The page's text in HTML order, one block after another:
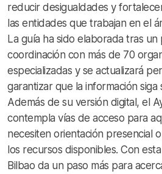
reducir desigualdades y
las entidades que trabajan en el
La guía ha sido elaborada tras
coordinación con más de 70
especializadas y se actualizará
garantizar que la información siga
Además de su versión digital, el
contempla vías de acceso para
necesiten orientación presencial
los recursos disponibles. Con
Bilbao da un paso más para